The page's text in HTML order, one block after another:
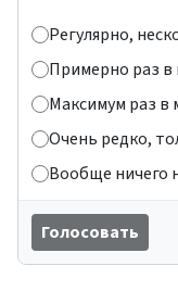
Регулярно,
Примерно раз
Максимум раз в
Очень редко,
Вообще ничего
Голосовать